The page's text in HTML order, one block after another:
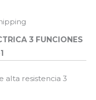
3 FUNCIONES
alta resistencia 3